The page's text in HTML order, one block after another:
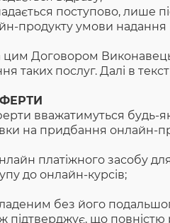
поступово, лише
продукту умови
Договором Виконавець
таких послуг. Далі в
вважатимуться будь-
на придбання онлайн-
платіжного засобу
до онлайн-курсів;
без його
підтверджує, що